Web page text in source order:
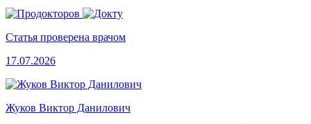
Статья проверена врачом
17.07.2026
Жуков Виктор Данилович